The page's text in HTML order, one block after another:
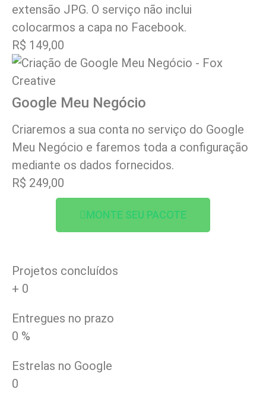
extensão JPG. O serviço não inclui
colocarmos a capa no Facebook.
R$ 149,00
Google Meu Negócio
Criaremos a sua conta no serviço do Google
Meu Negócio e faremos toda a configuração
mediante os dados fornecidos.
R$ 249,00
MONTE SEU PACOTE
Projetos concluídos
+ 0
Entregues no prazo
0 %
Estrelas no Google
0